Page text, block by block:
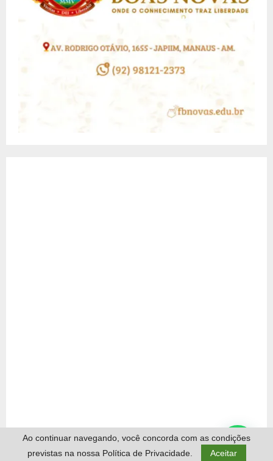
Ao continuar navegando, você concorda com as condições
previstas na nossa Política de Privacidade.
Aceitar